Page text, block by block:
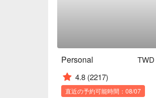
Personal TWD
4.8 (2217)
直近の予約可能時間：08/07